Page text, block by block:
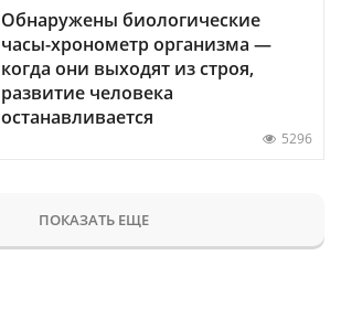
Обнаружены биологические
часы-хронометр организма —
когда они выходят из строя,
развитие человека
останавливается
5296
ПОКАЗАТЬ ЕЩЕ